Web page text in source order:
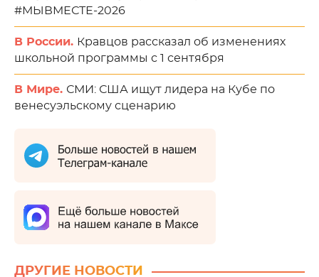
#МЫВМЕСТЕ-2026
В России. Кравцов рассказал об изменениях
школьной программы с 1 сентября
В Мире. СМИ: США ищут лидера на Кубе по
венесуэльскому сценарию
ДРУГИЕ НОВОСТИ